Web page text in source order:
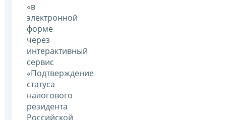
«в
электронной
форме
через
интерактивный
сервис
«Подтверждение
статуса
налогового
резидента
Российской